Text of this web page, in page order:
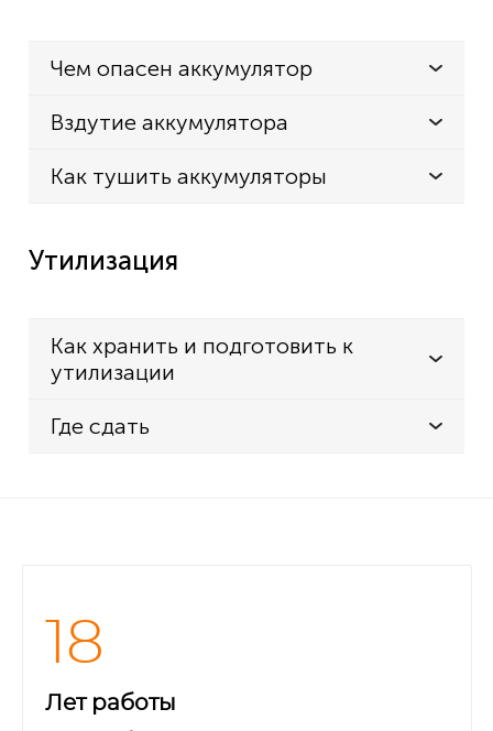
Чем опасен аккумулятор
Вздутие аккумулятора
Как тушить аккумуляторы
Утилизация
Как хранить и подготовить к
утилизации
Где сдать
18
Лет работы